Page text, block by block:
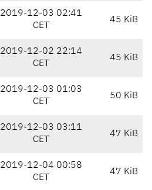
2019-12-03 02:41
CET
45 KiB
2019-12-02 22:14
CET
45 KiB
2019-12-03 01:03
CET
50 KiB
2019-12-03 03:11
CET
47 KiB
2019-12-04 00:58
CET
47 KiB